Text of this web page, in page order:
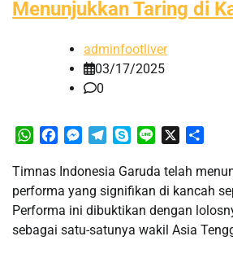
Menunjukkan Taring di
adminfootliver
03/17/2025
0
WhatsApp
FacebookMessenger
TelegramSkypeLine
Timnas Indonesia Garuda telah
performa yang signifikan di kancah
Performa ini dibuktikan dengan
sebagai satu-satunya wakil Asia